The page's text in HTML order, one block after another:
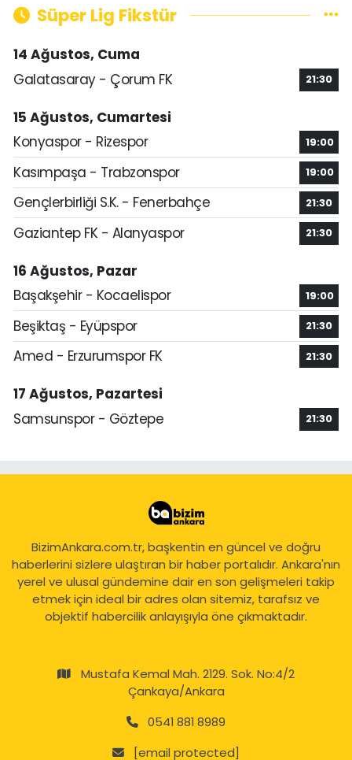
Süper Lig Fikstür
14 Ağustos, Cuma
Galatasaray - Çorum FK
21:30
15 Ağustos, Cumartesi
Konyaspor - Rizespor
19:00
Kasımpaşa - Trabzonspor 19:00
Gençlerbirliği S.K. - Fenerbahçe 21:30
Gaziantep FK - Alanyaspor 21:30
16 Ağustos, Pazar
Başakşehir - Kocaelispor
19:00
Beşiktaş - Eyüpspor 21:30
Amed - Erzurumspor FK 21:30
17 Ağustos, Pazartesi
Samsunspor - Göztepe
21:30
BizimAnkara.com.tr, başkentin en güncel ve doğru
haberlerini sizlere ulaştıran bir haber portalıdır. Ankara'nın
yerel ve ulusal gündemine dair en son gelişmeleri takip
etmek için ideal bir adres olan sitemiz, tarafsız ve
objektif habercilik anlayışıyla öne çıkmaktadır.
Mustafa Kemal Mah. 2129. Sok. No:4/2
Çankaya/Ankara
0541 881 8989
[email protected]